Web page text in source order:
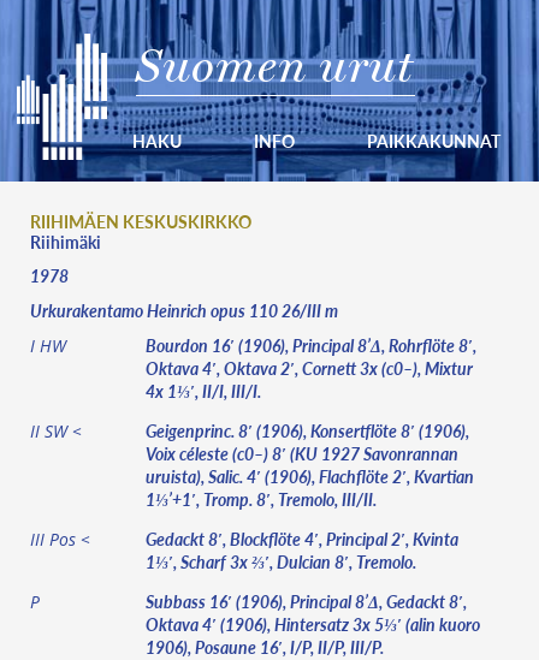
Suomen urut
HAKU INFO PAIKKAKUNNAT
RIIHIMÄEN KESKUSKIRKKO
Riihimäki
1978
Urkurakentamo Heinrich opus 110 26/III m
I HW
Bourdon 16′ (1906), Principal 8’Δ, Rohrflöte 8′,
Oktava 4′, Oktava 2′, Cornett 3x (c0–), Mixtur
4x 1⅓′, II/I, III/I.
II SW <
Geigenprinc. 8′ (1906), Konsertflöte 8′ (1906),
Voix céleste (c0–) 8′ (KU 1927 Savonrannan
uruista), Salic. 4′ (1906), Flachflöte 2′, Kvartian
1⅓’+1′, Tromp. 8′, Tremolo, III/II.
III Pos <
Gedackt 8′, Blockflöte 4′, Principal 2′, Kvinta
1⅓′, Scharf 3x ⅔′, Dulcian 8′, Tremolo.
P
Subbass 16′ (1906), Principal 8’Δ, Gedackt 8′,
Oktava 4′ (1906), Hintersatz 3x 5⅓′ (alin kuoro
1906), Posaune 16′, I/P, II/P, III/P.